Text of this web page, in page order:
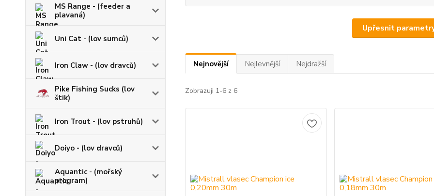
MS Range - (feeder a
plavaná)
Uni Cat - (lov sumců)
Iron Claw - (lov dravců)
Pike Fishing Sucks (lov
štik)
Iron Trout - (lov pstruhů)
Doiyo - (lov dravců)
Aquantic - (mořský
program)
Upřesnit
Nejnovější Nejlevnější Nejdražší
Zobrazuji 1-6 z 6